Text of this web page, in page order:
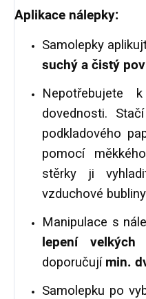
Aplikace nálepky:
Samolepky
suchý a čistý
Nepotřebujete
dovednosti.
podkladového
pomocí
stěrky ji
vzduchové
Manipulace s
lepení
doporučují min.
Samolepku po